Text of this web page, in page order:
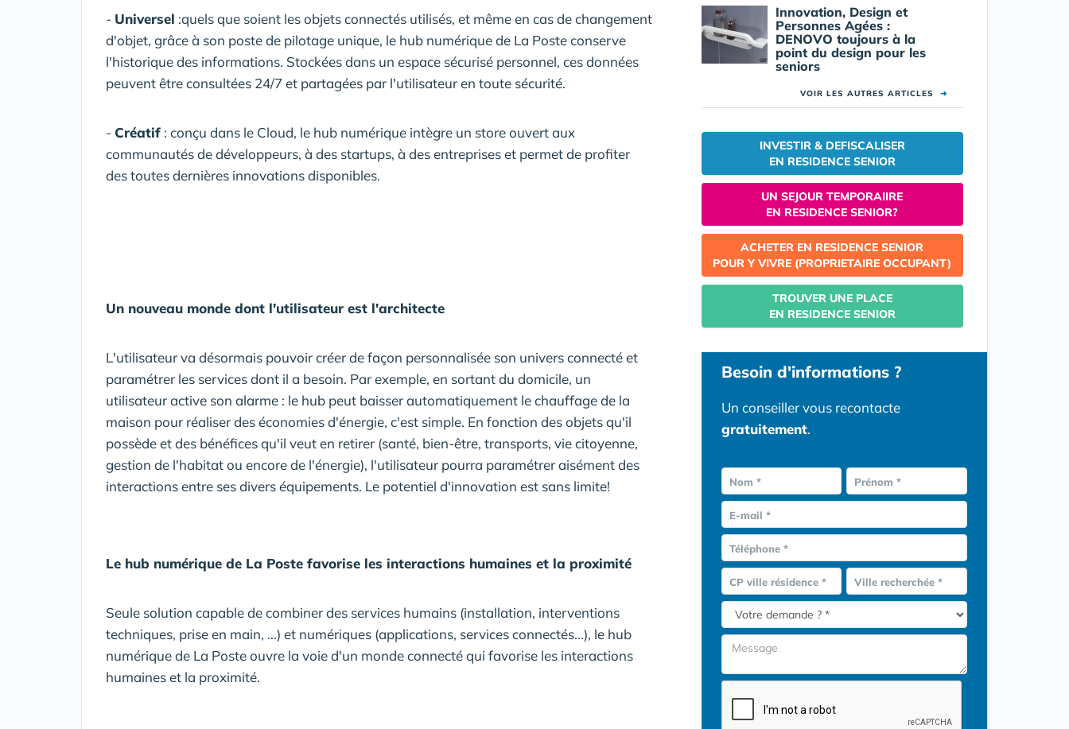
- Universel :quels que soient les objets connectés utilisés, et même en cas de changement
d'objet, grâce à son poste de pilotage unique, le hub numérique de La Poste conserve
l'historique des informations. Stockées dans un espace sécurisé personnel, ces données
peuvent être consultées 24/7 et partagées par l'utilisateur en toute sécurité.
- Créatif : conçu dans le Cloud, le hub numérique intègre un store ouvert aux
communautés de développeurs, à des startups, à des entreprises et permet de profiter
des toutes dernières innovations disponibles.
Un nouveau monde dont l'utilisateur est l'architecte
L'utilisateur va désormais pouvoir créer de façon personnalisée son univers connecté et
paramétrer les services dont il a besoin. Par exemple, en sortant du domicile, un
utilisateur active son alarme : le hub peut baisser automatiquement le chauffage de la
maison pour réaliser des économies d'énergie, c'est simple. En fonction des objets qu'il
possède et des bénéfices qu'il veut en retirer (santé, bien-être, transports, vie citoyenne,
gestion de l'habitat ou encore de l'énergie), l'utilisateur pourra paramétrer aisément des
interactions entre ses divers équipements. Le potentiel d'innovation est sans limite!
Le hub numérique de La Poste favorise les interactions humaines et la proximité
Seule solution capable de combiner des services humains (installation, interventions
techniques, prise en main, ...) et numériques (applications, services connectés...), le hub
numérique de La Poste ouvre la voie d'un monde connecté qui favorise les interactions
humaines et la proximité.
Innovation, Design et
Personnes Agées :
DENOVO toujours à la
point du design pour les
seniors
VOIR LES AUTRES ARTICLES ➜
INVESTIR & DEFISCALISER
EN RESIDENCE SENIOR
UN SEJOUR TEMPORAIIRE
EN RESIDENCE SENIOR?
ACHETER EN RESIDENCE SENIOR
POUR Y VIVRE (PROPRIETAIRE OCCUPANT)
TROUVER UNE PLACE
EN RESIDENCE SENIOR
Besoin d'informations ?
Un conseiller vous recontacte
gratuitement.
Nom * Prénom *
E-mail *
Téléphone *
CP ville résidence * Ville recherchée *